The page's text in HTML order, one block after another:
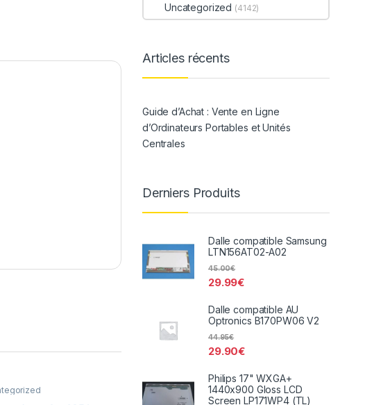
Uncategorized (4142)
Articles récents
Guide d’Achat : Vente en Ligne
d’Ordinateurs Portables et Unités
Centrales
Derniers Produits
Dalle compatible Samsung
LTN156AT02-A02
29.99€
45.00€
Dalle compatible AU
Optronics B170PW06 V2
29.90€
44.95€
Philips 17" WXGA+
1440x900 Gloss LCD
Screen LP171WP4 (TL)